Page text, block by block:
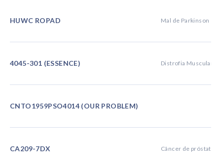
HUWC ROPAD Mal de Parkinson
4045-301 (ESSENCE) Distrofia Muscular
CNTO1959PSO4014 (OUR PROBLEM)
CA209-7DX Câncer de próstata